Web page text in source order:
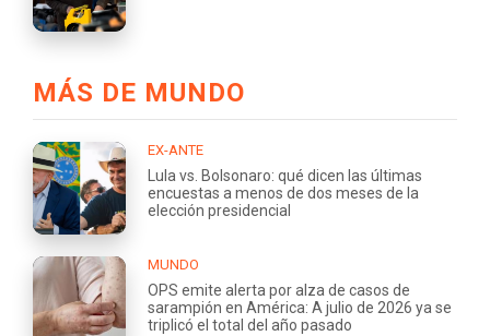
MÁS DE MUNDO
EX-ANTE
Lula vs. Bolsonaro: qué dicen las últimas
encuestas a menos de dos meses de la
elección presidencial
MUNDO
OPS emite alerta por alza de casos de
sarampión en América: A julio de 2026 ya se
triplicó el total del año pasado